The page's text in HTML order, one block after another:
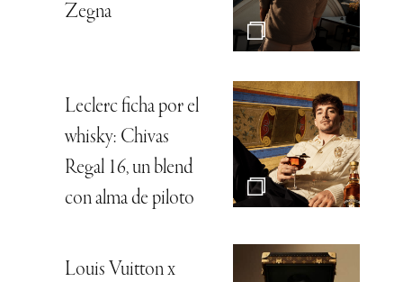
Zegna
Leclerc ficha por el
whisky: Chivas
Regal 16, un blend
con alma de piloto
Louis Vuitton x